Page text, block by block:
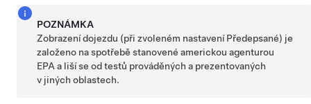
POZNÁMKA
Zobrazení dojezdu (při zvoleném nastavení Předepsané) je
založeno na spotřebě stanovené americkou agenturou
EPA a liší se od testů prováděných a prezentovaných
v jiných oblastech.